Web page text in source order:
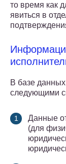
то время как
явиться в
В базе
следующими
Данные
(для